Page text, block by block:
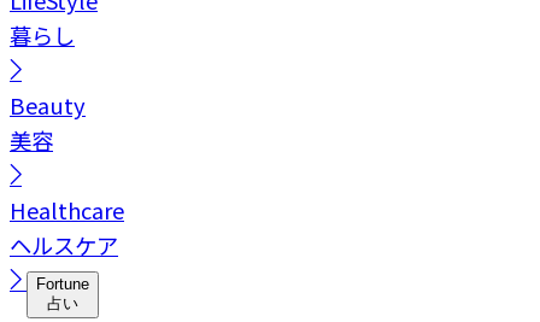
暮らし
Beauty
美容
Healthcare
ヘルスケア
Fortune
占い